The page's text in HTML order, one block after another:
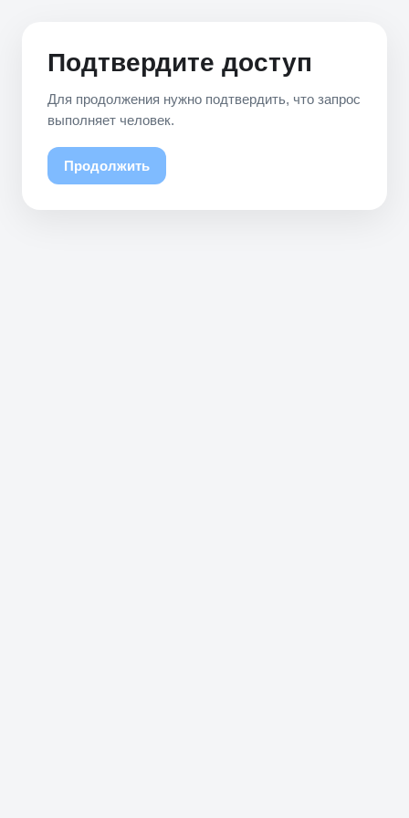
Подтвердите доступ
Для продолжения нужно подтвердить, что запрос
выполняет человек.
Продолжить